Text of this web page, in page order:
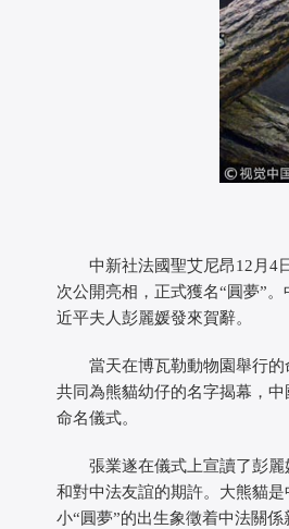
中新社法國聖艾尼昂12月4日
次公開亮相，正式獲名“圓夢”
近平夫人彭麗媛發來賀辭。
當天在博瓦勒動物園舉行的
共同為熊貓幼仔的名字揭幕，
命名儀式。
張業遂在儀式上宣讀了彭麗
和對中法友誼的期許。大熊貓
小“圓夢”的出生象徵着中法關